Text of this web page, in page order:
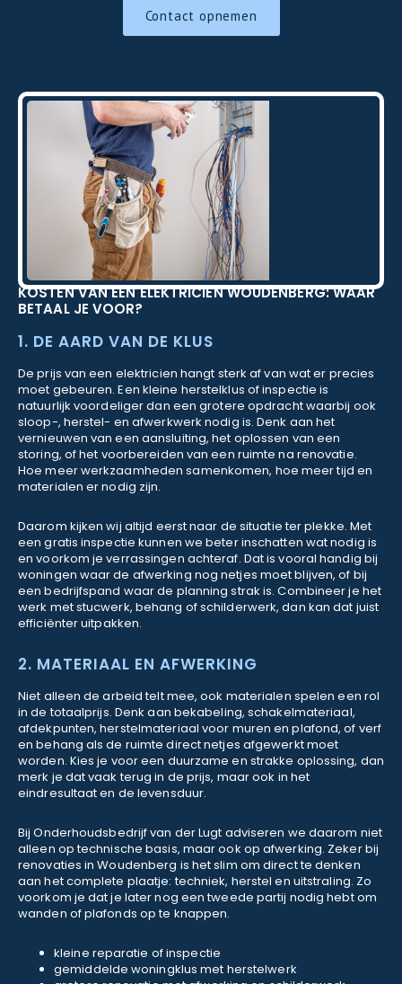
Contact opnemen
KOSTEN VAN EEN ELEKTRICIEN WOUDENBERG: WAAR
BETAAL JE VOOR?
1. DE AARD VAN DE KLUS
De prijs van een elektricien hangt sterk af van wat er precies
moet gebeuren. Een kleine herstelklus of inspectie is
natuurlijk voordeliger dan een grotere opdracht waarbij ook
sloop-, herstel- en afwerkwerk nodig is. Denk aan het
vernieuwen van een aansluiting, het oplossen van een
storing, of het voorbereiden van een ruimte na renovatie.
Hoe meer werkzaamheden samenkomen, hoe meer tijd en
materialen er nodig zijn.
Daarom kijken wij altijd eerst naar de situatie ter plekke. Met
een gratis inspectie kunnen we beter inschatten wat nodig is
en voorkom je verrassingen achteraf. Dat is vooral handig bij
woningen waar de afwerking nog netjes moet blijven, of bij
een bedrijfspand waar de planning strak is. Combineer je het
werk met stucwerk, behang of schilderwerk, dan kan dat juist
efficiënter uitpakken.
2. MATERIAAL EN AFWERKING
Niet alleen de arbeid telt mee, ook materialen spelen een rol
in de totaalprijs. Denk aan bekabeling, schakelmateriaal,
afdekpunten, herstelmateriaal voor muren en plafond, of verf
en behang als de ruimte direct netjes afgewerkt moet
worden. Kies je voor een duurzame en strakke oplossing, dan
merk je dat vaak terug in de prijs, maar ook in het
eindresultaat en de levensduur.
Bij Onderhoudsbedrijf van der Lugt adviseren we daarom niet
alleen op technische basis, maar ook op afwerking. Zeker bij
renovaties in Woudenberg is het slim om direct te denken
aan het complete plaatje: techniek, herstel en uitstraling. Zo
voorkom je dat je later nog een tweede partij nodig hebt om
wanden of plafonds op te knappen.
kleine reparatie of inspectie
gemiddelde woningklus met herstelwerk